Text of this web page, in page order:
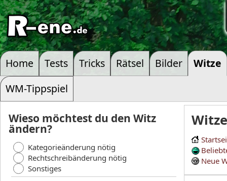
Home Tests Tricks Rätsel Bilder
Witze
WM-Tippspiel
Witze
Neue
Wieso möchtest du den Witz
ändern?
Kategorieänderung nötig
Rechtschreibänderung nötig
Sonstiges